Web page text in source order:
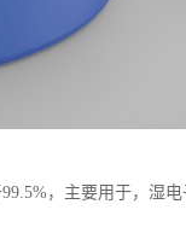
，主要用于，湿电